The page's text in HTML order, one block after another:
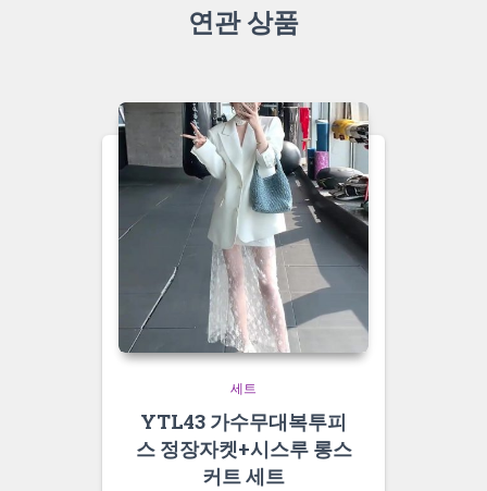
연관 상품
세트
YTL43 가수무대복투피
스 정장자켓+시스루 롱스
커트 세트